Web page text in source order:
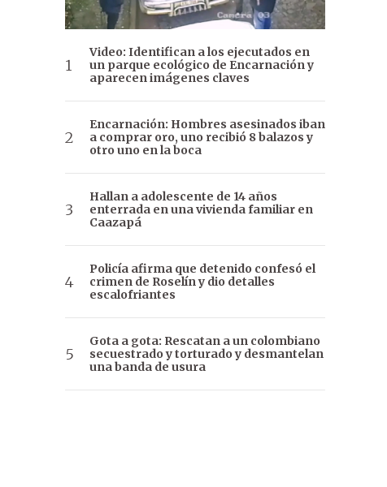
Video: Identifican a los ejecutados en
un parque ecológico de Encarnación y
aparecen imágenes claves
Encarnación: Hombres asesinados iban
a comprar oro, uno recibió 8 balazos y
otro uno en la boca
Hallan a adolescente de 14 años
enterrada en una vivienda familiar en
Caazapá
Policía afirma que detenido confesó el
crimen de Roselín y dio detalles
escalofriantes
Gota a gota: Rescatan a un colombiano
secuestrado y torturado y desmantelan
una banda de usura